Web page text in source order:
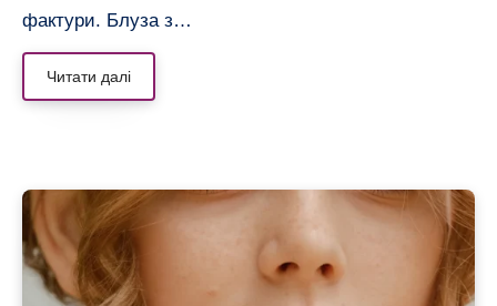
фактури. Блуза з…
Читати далі